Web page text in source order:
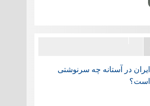
ایران در آستانه چه سرنوشتی
است؟